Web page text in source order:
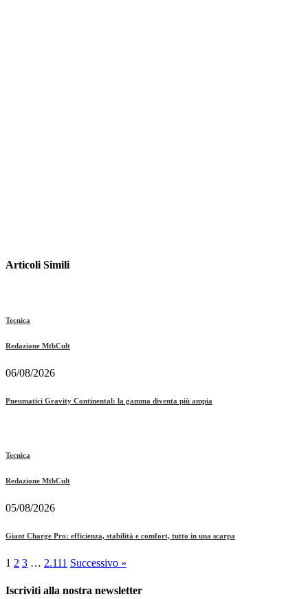
Articoli Simili
Tecnica
Redazione MtbCult
06/08/2026
Pneumatici Gravity Continental: la gamma diventa più ampia
Tecnica
Redazione MtbCult
05/08/2026
Giant Charge Pro: efficienza, stabilità e comfort, tutto in una scarpa
1 2 3 … 2.111 Successivo »
Iscriviti alla nostra newsletter